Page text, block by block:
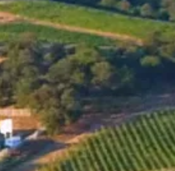
UNSERE WEINE
One Good Year Privat
2011